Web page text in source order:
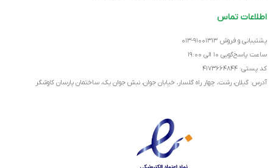
اطلاعات تماس
پشتیبانی و فروش ۹۱۰۰۱۳۱۳-۰۱۳
ساعت پاسخ‌گویی ۱۰ الی ۱۹:۰۰
کد پستی: ۴۱۷۳۶۶۴۸۴۴
آدرس: گیلان، رشت، چهار راه گلسار، خیابان جوان، نبش جوان یک، ساختمان پارسان کاوشگر